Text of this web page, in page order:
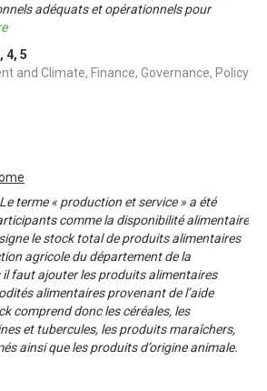
adéquats et opérationnels pour
, 4, 5
and Climate, Finance, Governance, Policy
terme « production et service » a été
comme la disponibilité alimentaire
le stock total de produits alimentaires
agricole du département de la
il faut ajouter les produits alimentaires
alimentaires provenant de l’aide
comprend donc les céréales, les
et tubercules, les produits maraîchers,
ainsi que les produits d’origine animale.